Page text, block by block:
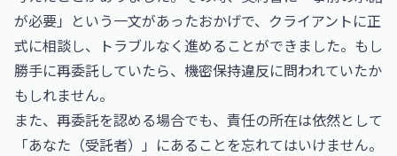
が必要」という一文があったおかげで、クライアントに正
式に相談し、トラブルなく進めることができました。もし
勝手に再委託していたら、機密保持違反に問われていたか
もしれません。
また、再委託を認める場合でも、責任の所在は依然として
「あなた（受託者）」にあることを忘れてはいけません。